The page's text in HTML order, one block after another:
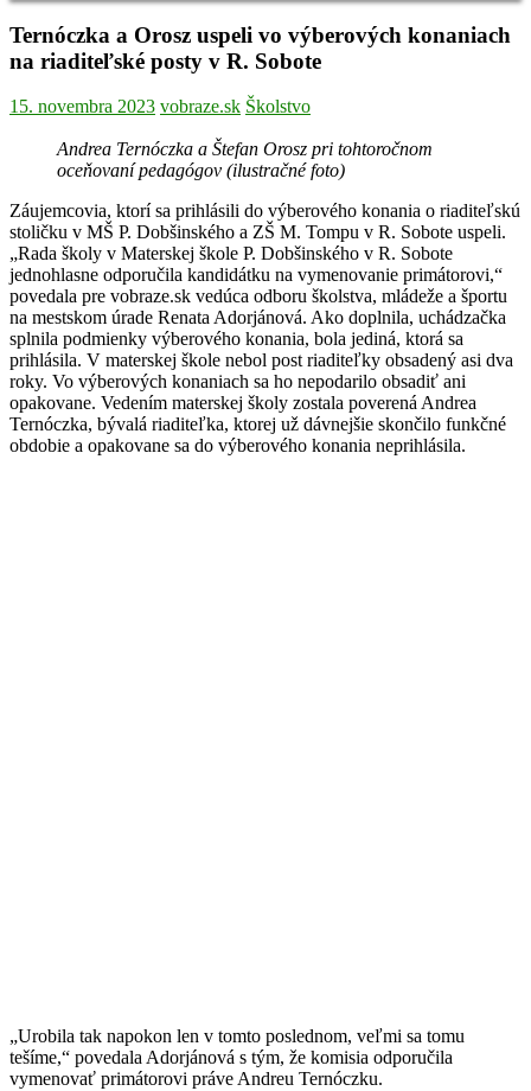
Ternóczka a Orosz uspeli vo výberových konaniach
na riaditeľské posty v R. Sobote
15. novembra 2023 vobraze.sk Školstvo
Andrea Ternóczka a Štefan Orosz pri tohtoročnom
oceňovaní pedagógov (ilustračné foto)
Záujemcovia, ktorí sa prihlásili do výberového konania o riaditeľskú
stoličku v MŠ P. Dobšinského a ZŠ M. Tompu v R. Sobote uspeli.
„Rada školy v Materskej škole P. Dobšinského v R. Sobote
jednohlasne odporučila kandidátku na vymenovanie primátorovi,“
povedala pre vobraze.sk vedúca odboru školstva, mládeže a športu
na mestskom úrade Renata Adorjánová. Ako doplnila, uchádzačka
splnila podmienky výberového konania, bola jediná, ktorá sa
prihlásila. V materskej škole nebol post riaditeľky obsadený asi dva
roky. Vo výberových konaniach sa ho nepodarilo obsadiť ani
opakovane. Vedením materskej školy zostala poverená Andrea
Ternóczka, bývalá riaditeľka, ktorej už dávnejšie skončilo funkčné
obdobie a opakovane sa do výberového konania neprihlásila.
„Urobila tak napokon len v tomto poslednom, veľmi sa tomu
tešíme,“ povedala Adorjánová s tým, že komisia odporučila
vymenovať primátorovi práve Andreu Ternóczku.